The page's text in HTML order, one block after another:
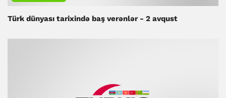
Türk dünyası tarixində baş verənlər - 2 avqust